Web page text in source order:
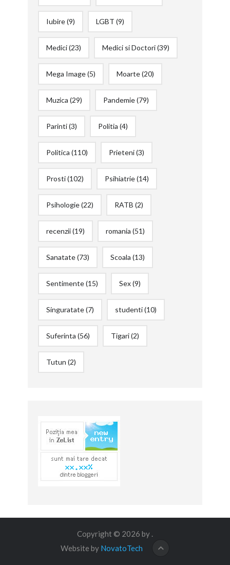
Iubire(9) LGBT (9)
Medici(23) Medici si Doctori(39)
Mega Image(5) Moarte(20)
Muzica (29) Pandemie(79)
Parinti(3) Politia (4)
Politica (110) Prieteni(3)
Prosti(102) Psihiatrie(14)
Psihologie(22) RATB (2)
recenzii(19) romania (51)
Sanatate(73) Scoala (13)
Sentimente(15) Sex(9)
Singuratate(7) studenti(10)
Suferinta (56) Tigari(2)
Tutun (2)
Copyright © 2026 by .
Website by NovatoTech